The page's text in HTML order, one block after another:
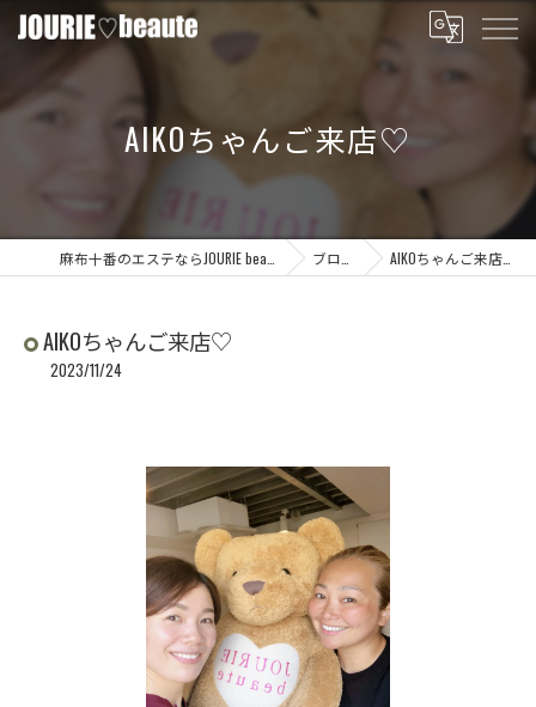
AIKOちゃんご来店♡
ブログ AIKOちゃんご来店♡
AIKOちゃんご来店♡
2023/11/24